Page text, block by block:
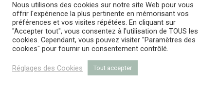
Nous utilisons des cookies sur notre site Web pour vous
offrir l'expérience la plus pertinente en mémorisant vos
préférences et vos visites répétées. En cliquant sur
"Accepter tout", vous consentez à l'utilisation de TOUS les
cookies. Cependant, vous pouvez visiter "Paramètres des
cookies" pour fournir un consentement contrôlé.
Réglages des Cookies Tout accepter